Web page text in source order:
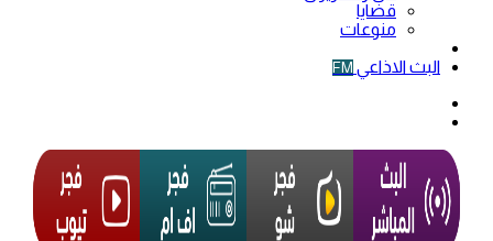
قضايا
منوعات
البث الاذاعي FM